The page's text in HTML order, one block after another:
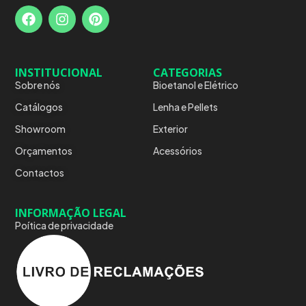
INSTITUCIONAL
Sobre nós
Catálogos
Showroom
Orçamentos
Contactos
CATEGORIAS
Bioetanol e Elétrico
Lenha e Pellets
Exterior
Acessórios
INFORMAÇÃO LEGAL
Poítica de privacidade